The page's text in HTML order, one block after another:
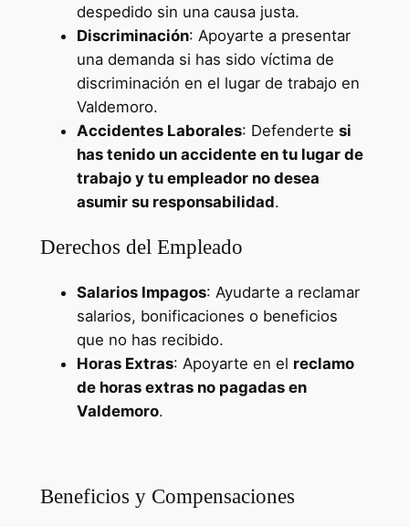
despedido sin una causa justa.
Discriminación: Apoyarte a presentar
una demanda si has sido víctima de
discriminación en el lugar de trabajo en
Valdemoro.
Accidentes Laborales: Defenderte si
has tenido un accidente en tu lugar de
trabajo y tu empleador no desea
asumir su responsabilidad.
Derechos del Empleado
Salarios Impagos: Ayudarte a reclamar
salarios, bonificaciones o beneficios
que no has recibido.
Horas Extras: Apoyarte en el reclamo
de horas extras no pagadas en
Valdemoro.
Beneficios y Compensaciones